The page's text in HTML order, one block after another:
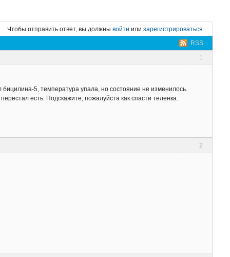
Чтобы отправить ответ, вы должнывойти илизарегистрироваться
RSS
1
5, температура упала, но состояние не изменилось.
есть. Подскажите, пожалуйста как спасти теленка.
2